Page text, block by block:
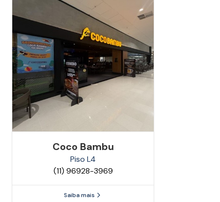
Coco Bambu
Piso L4
(11) 96928-3969
Saiba mais